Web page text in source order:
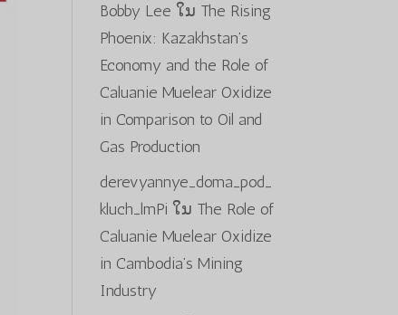
Bobby Lee ໃນ The Rising
Phoenix: Kazakhstan’s
Economy and the Role of
Caluanie Muelear Oxidize
in Comparison to Oil and
Gas Production
derevyannye_doma_pod_
kluch_lmPi ໃນ The Role of
Caluanie Muelear Oxidize
in Cambodia’s Mining
Industry